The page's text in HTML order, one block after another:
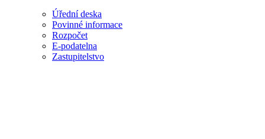
Úřední deska
Povinné informace
Rozpočet
E-podatelna
Zastupitelstvo